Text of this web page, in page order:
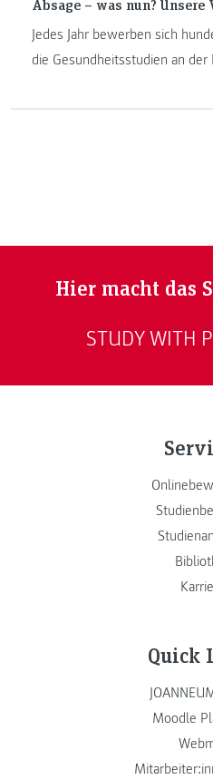
Absage – was nun?
Jedes Jahr bewerben sich
die Gesundheitsstudien an der
Hier macht das
STUDY WITH
Quick
Moodle